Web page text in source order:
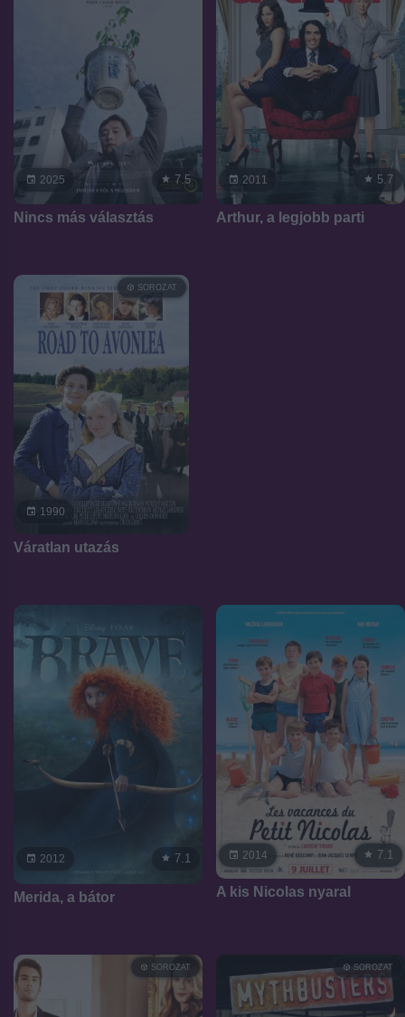
2025 7.5
Nincs más választás
2011 5.7
Arthur, a legjobb parti
1990
SOROZAT
Váratlan utazás
2012 7.1
Merida, a bátor
2014 7.1
A kis Nicolas nyaral
SOROZAT SOROZAT